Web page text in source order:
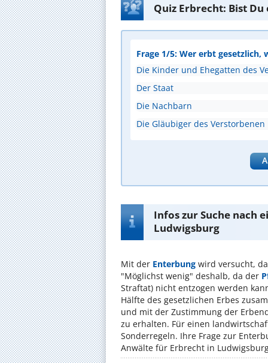
Quiz Erbrecht: Bist
Frage 1/5: Wer erbt
Die Kinder und Ehegatten des
Der Staat
Die Nachbarn
Die Gläubiger des Verstorbenen
Infos zur Suche nach
Ludwigsburg
Mit der Enterbung wird versucht,
"Möglichst wenig" deshalb, da der
Straftat) nicht entzogen werden
Hälfte des gesetzlichen Erbes
und mit der Zustimmung der
zu erhalten. Für einen
Sonderregeln. Ihre Frage zur
Anwälte für Erbrecht in